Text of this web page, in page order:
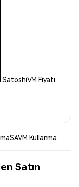
SatoshiVM Fiyatı
SAVM Kullanma
Satın